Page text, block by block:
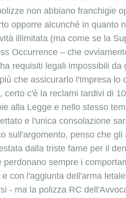
non abbiano franchigie
opporre alcunché in quanto
illimitata (ma come se la
Occurrence – che
requisiti legali impossibili da
che assicurarlo l'Impresa lo
c'è la reclami tardivi di
alla Legge e nello stesso
e l'unica consolazione
sull'argomento, penso che
dalla triste fame per il
sempre i
con l'aggiunta dell'arma
- ma la polizza RC